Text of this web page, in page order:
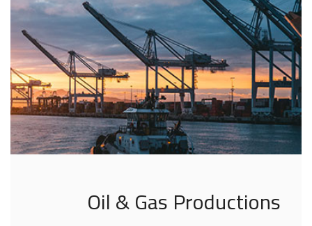
Oil & Gas Productions